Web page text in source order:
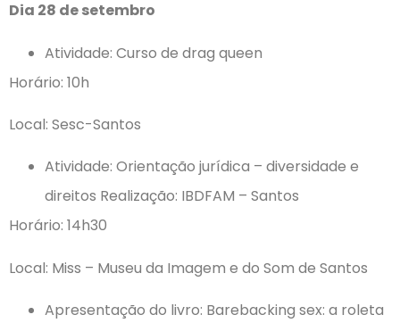
Dia 28 de setembro
Atividade: Curso de drag queen
Horário: 10h
Local: Sesc-Santos
Atividade: Orientação jurídica – diversidade e
direitos Realização: IBDFAM – Santos
Horário: 14h30
Local: Miss – Museu da Imagem e do Som de Santos
Apresentação do livro: Barebacking sex: a roleta